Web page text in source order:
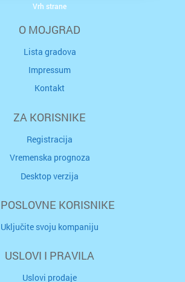
O MOJGRAD
Lista gradova
Impressum
Kontakt
ZA KORISNIKE
Registracija
Vremenska prognoza
Desktop verzija
KORISNIKE
Uključite svoju kompaniju
USLOVI I PRAVILA
Uslovi prodaje
Vrh strane